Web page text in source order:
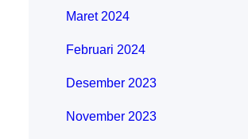
Maret 2024
Februari 2024
Desember 2023
November 2023